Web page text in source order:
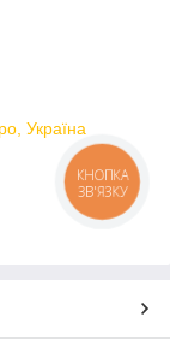
Україна
КНОПКА
ЗВ'ЯЗКУ